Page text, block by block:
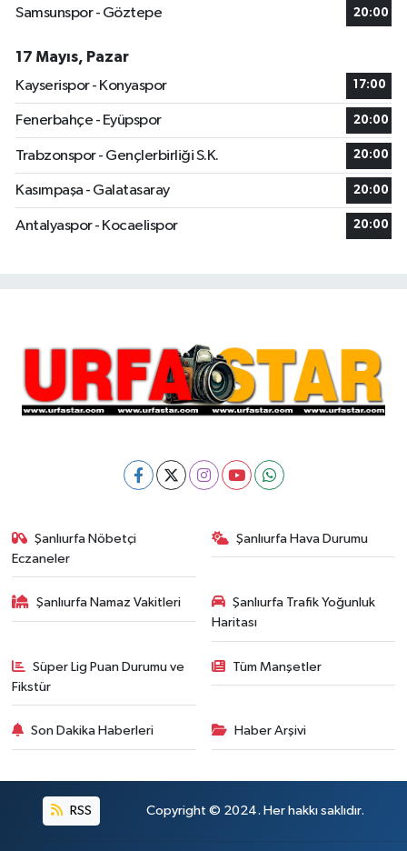
Samsunspor - Göztepe 20:00
17 Mayıs, Pazar
Kayserispor - Konyaspor
17:00
Fenerbahçe - Eyüpspor 20:00
Trabzonspor - Gençlerbirliği S.K. 20:00
Kasımpaşa - Galatasaray 20:00
Antalyaspor - Kocaelispor 20:00
Şanlıurfa Nöbetçi
Eczaneler
Şanlıurfa Hava Durumu
Şanlıurfa Namaz Vakitleri
Şanlıurfa Trafik Yoğunluk
Haritası
Süper Lig Puan Durumu ve
Fikstür
Tüm Manşetler
Son Dakika Haberleri Haber Arşivi
RSS Copyright © 2024. Her hakkı saklıdır.